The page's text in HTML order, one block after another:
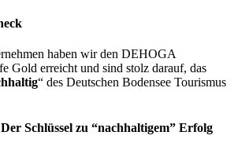
haben wir den DEHOGA
Gold erreicht und sind stolz darauf, das
“ des Deutschen Bodensee Tourismus
Schlüssel zu “nachhaltigem” Erfolg